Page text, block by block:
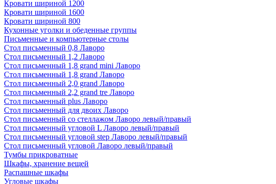
Кровати шириной 1200
Кровати шириной 1600
Кровати шириной 800
Кухонные уголки и обеденные группы
Письменные и компьютерные столы
Стол письменный 0,8 Лаворо
Стол письменный 1,2 Лаворо
Стол письменный 1,8 grand mini Лаворо
Стол письменный 1,8 grand Лаворо
Стол письменный 2,0 grand Лаворо
Стол письменный 2,2 grand tre Лаворо
Стол письменный plus Лаворо
Стол письменный для двоих Лаворо
Стол письменный со стеллажом Лаворо левый/правый
Стол письменный угловой L Лаворо левый/правый
Стол письменный угловой step Лаворо левый/правый
Стол письменный угловой Лаворо левый/правый
Тумбы прикроватные
Шкафы, хранение вещей
Распашные шкафы
Угловые шкафы